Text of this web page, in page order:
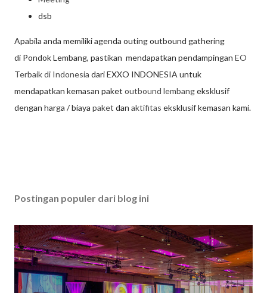
dsb
Apabila anda memiliki agenda outing outbound gathering
di Pondok Lembang, pastikan mendapatkan pendampingan EO
Terbaik di Indonesia dari EXXO INDONESIA untuk
mendapatkan kemasan paket outbound lembangeksklusif
dengan harga / biaya paket dan aktifitas eksklusif kemasan kami.
Postingan populer dari blog ini